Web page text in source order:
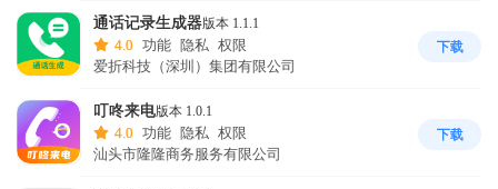
通话记录生成器版本 1.1.1
4.0 功能 隐私 权限
爱折科技（深圳）集团有限公司
下载
叮咚来电版本 1.0.1
4.0 功能 隐私 权限
汕头市隆隆商务服务有限公司
下载